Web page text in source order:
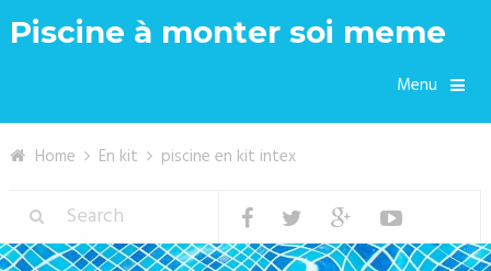
Piscine à monter soi meme
Menu
Home En kit piscine en kit intex